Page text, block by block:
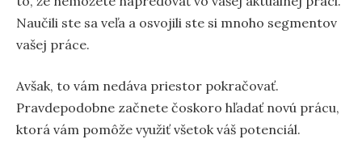
Naučili ste sa veľa a osvojili ste si mnoho segmentov
vašej práce.
Avšak, to vám nedáva priestor pokračovať.
Pravdepodobne začnete čoskoro hľadať novú prácu,
ktorá vám pomôže využiť všetok váš potenciál.